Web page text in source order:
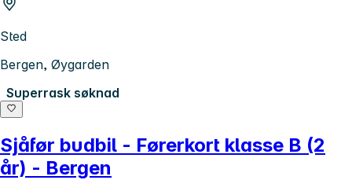
Sted
Bergen, Øygarden
Superrask søknad
Sjåfør budbil - Førerkort klasse B (2
år) - Bergen